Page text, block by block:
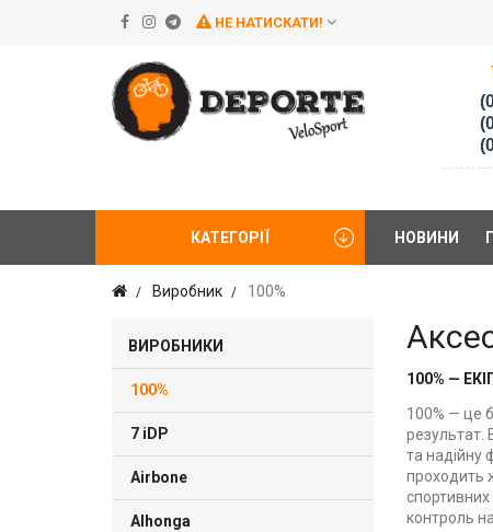
НЕ НАТИСКАТИ!
КАТЕГОРІЇ НОВИНИ
Виробник 100%
ВИРОБНИКИ
100%
7 iDP
Airbone
Alhonga
100% —
100% — це
результат.
та надійну
проходить
спортивних
контроль